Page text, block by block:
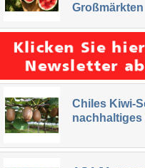
Großmärkten
Chiles Kiwi-
nachhaltiges